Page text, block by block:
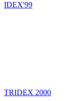
IDEX'99
TRIDEX 2000